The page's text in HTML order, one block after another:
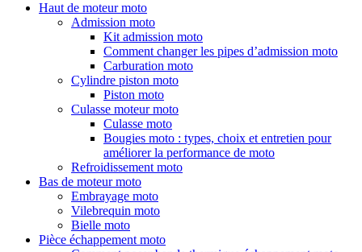
Haut de moteur moto
Admission moto
Kit admission moto
Comment changer les pipes d’admission moto
Carburation moto
Cylindre piston moto
Piston moto
Culasse moteur moto
Culasse moto
Bougies moto : types, choix et entretien pour
améliorer la performance de moto
Refroidissement moto
Bas de moteur moto
Embrayage moto
Vilebrequin moto
Bielle moto
Pièce échappement moto